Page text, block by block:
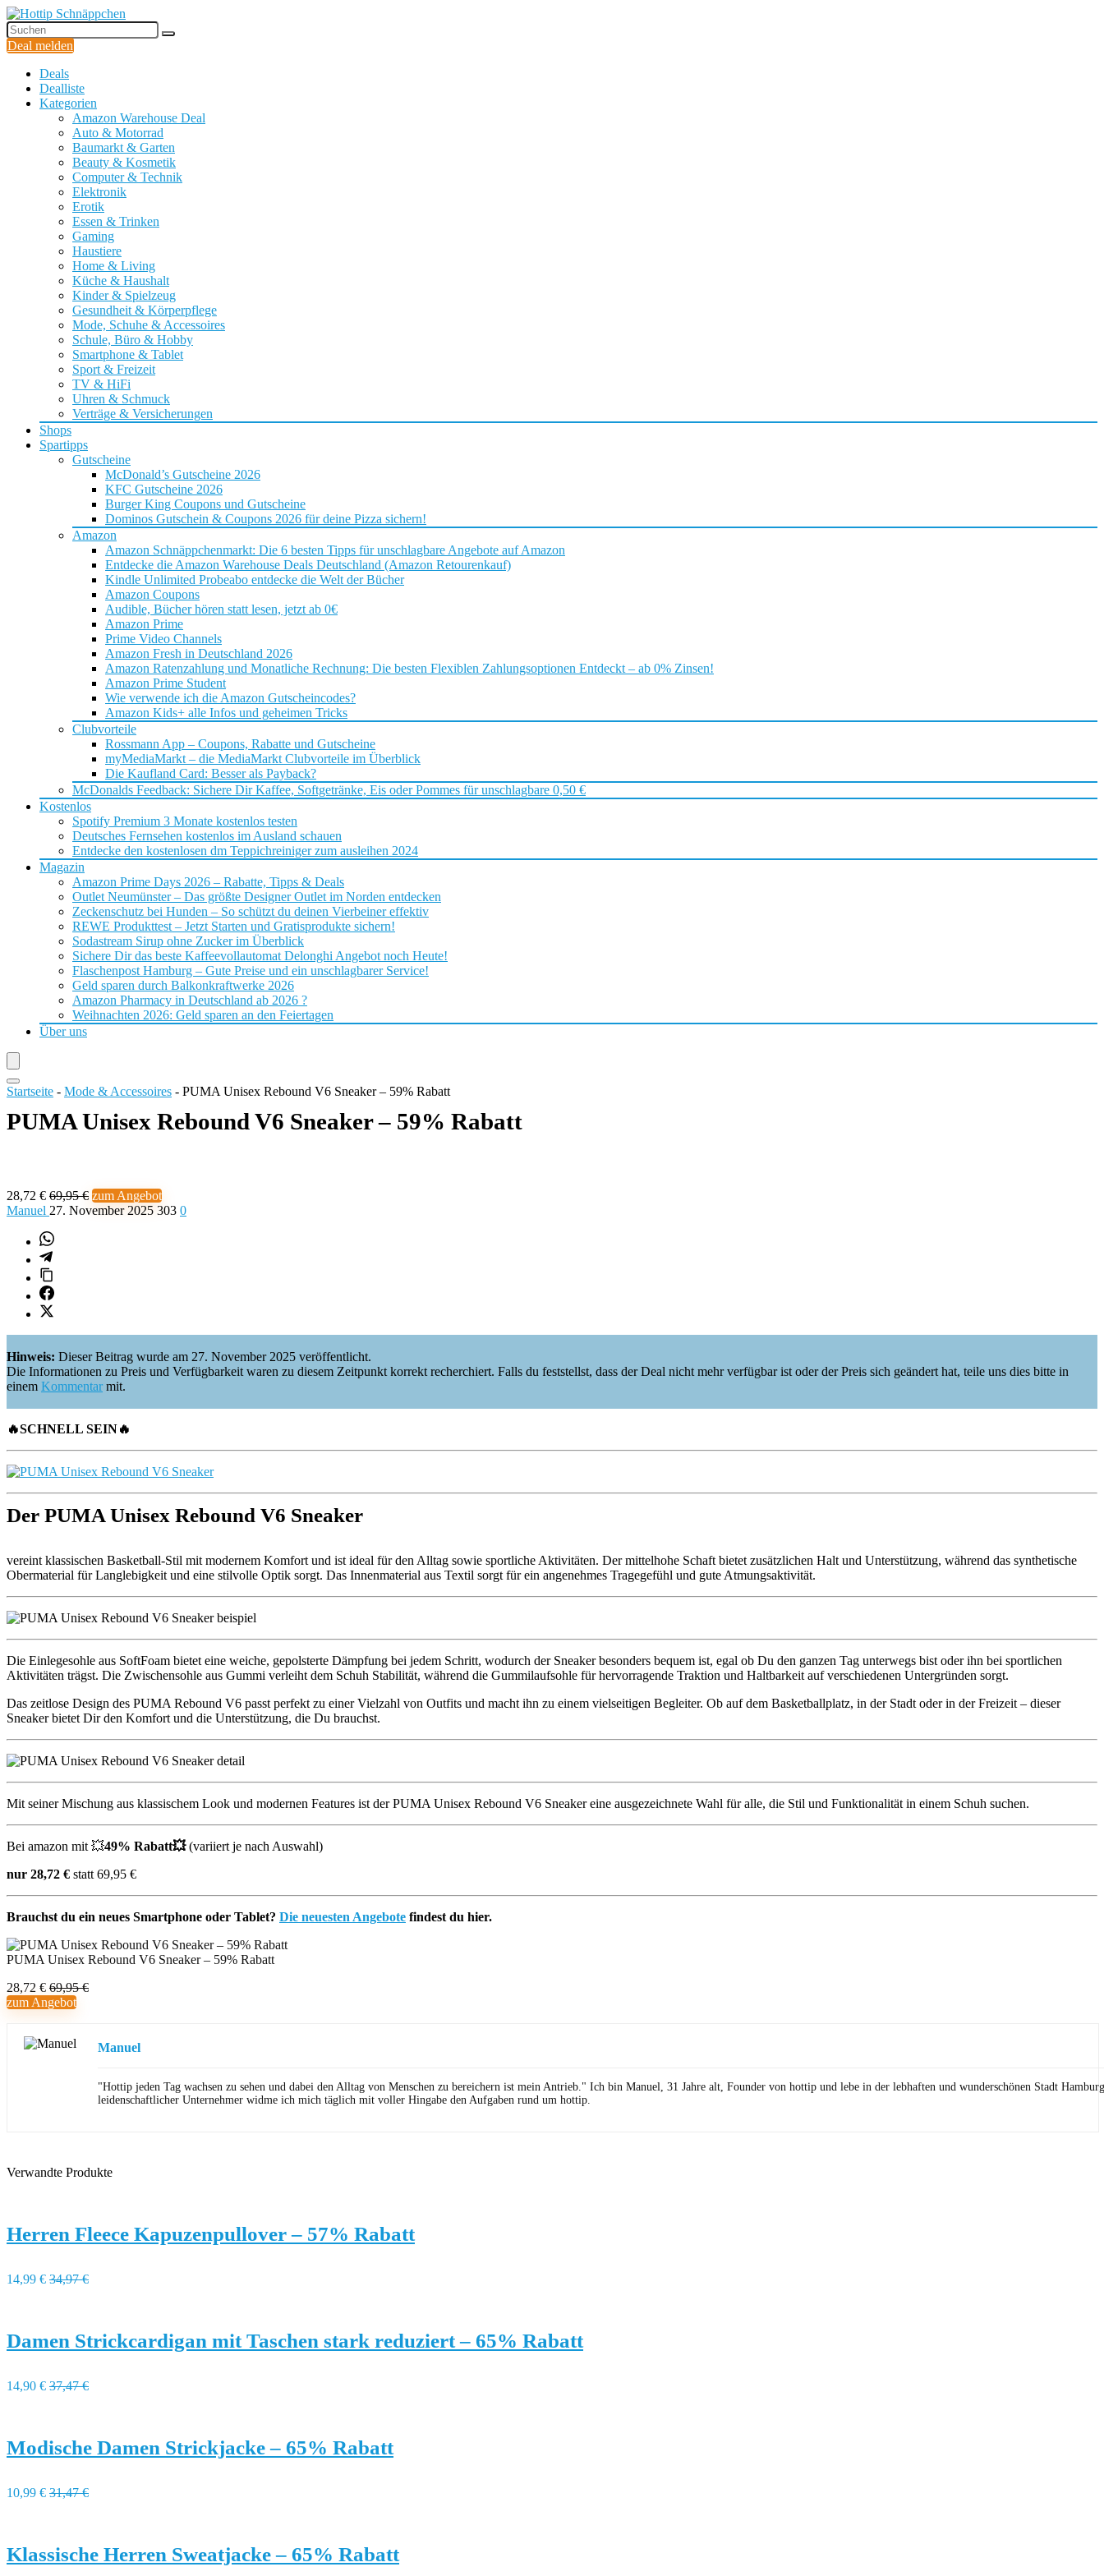
Deal melden
Deals
Dealliste
Kategorien
Amazon Warehouse Deal
Auto & Motorrad
Baumarkt & Garten
Beauty & Kosmetik
Computer & Technik
Elektronik
Erotik
Essen & Trinken
Gaming
Haustiere
Home & Living
Küche & Haushalt
Kinder & Spielzeug
Gesundheit & Körperpflege
Mode, Schuhe & Accessoires
Schule, Büro & Hobby
Smartphone & Tablet
Sport & Freizeit
TV & HiFi
Uhren & Schmuck
Verträge & Versicherungen
Shops
Spartipps
Gutscheine
McDonald’s Gutscheine 2026
KFC Gutscheine 2026
Burger King Coupons und Gutscheine
Dominos Gutschein & Coupons 2026 für deine Pizza sichern!
Amazon
Amazon Schnäppchenmarkt: Die 6 besten Tipps für unschlagbare Angebote auf Amazon
Entdecke die Amazon Warehouse Deals Deutschland (Amazon Retourenkauf)
Kindle Unlimited Probeabo entdecke die Welt der Bücher
Amazon Coupons
Audible, Bücher hören statt lesen, jetzt ab 0€
Amazon Prime
Prime Video Channels
Amazon Fresh in Deutschland 2026
Amazon Ratenzahlung und Monatliche Rechnung: Die besten Flexiblen Zahlungsoptionen Entdeckt – ab 0% Zinsen!
Amazon Prime Student
Wie verwende ich die Amazon Gutscheincodes?
Amazon Kids+ alle Infos und geheimen Tricks
Clubvorteile
Rossmann App – Coupons, Rabatte und Gutscheine
myMediaMarkt – die MediaMarkt Clubvorteile im Überblick
Die Kaufland Card: Besser als Payback?
McDonalds Feedback: Sichere Dir Kaffee, Softgetränke, Eis oder Pommes für unschlagbare 0,50 €
Kostenlos
Spotify Premium 3 Monate kostenlos testen
Deutsches Fernsehen kostenlos im Ausland schauen
Entdecke den kostenlosen dm Teppichreiniger zum ausleihen 2024
Magazin
Amazon Prime Days 2026 – Rabatte, Tipps & Deals
Outlet Neumünster – Das größte Designer Outlet im Norden entdecken
Zeckenschutz bei Hunden – So schützt du deinen Vierbeiner effektiv
REWE Produkttest – Jetzt Starten und Gratisprodukte sichern!
Sodastream Sirup ohne Zucker im Überblick
Sichere Dir das beste Kaffeevollautomat Delonghi Angebot noch Heute!
Flaschenpost Hamburg – Gute Preise und ein unschlagbarer Service!
Geld sparen durch Balkonkraftwerke 2026
Amazon Pharmacy in Deutschland ab 2026 ?
Weihnachten 2026: Geld sparen an den Feiertagen
Über uns
Startseite - Mode & Accessoires - PUMA Unisex Rebound V6 Sneaker – 59% Rabatt
PUMA Unisex Rebound V6 Sneaker – 59% Rabatt
28,72 € 69,95 € zum Angebot
Manuel 27. November 2025 303 0
Hinweis: Dieser Beitrag wurde am 27. November 2025 veröffentlicht.
Die Informationen zu Preis und Verfügbarkeit waren zu diesem Zeitpunkt korrekt recherchiert. Falls du feststellst, dass der Deal nicht mehr verfügbar ist oder der Preis sich geändert hat, teile uns dies bitte in
einem Kommentarmit.
🔥SCHNELL SEIN🔥
Der PUMA Unisex Rebound V6 Sneaker
vereint klassischen Basketball-Stil mit modernem Komfort und ist ideal für den Alltag sowie sportliche Aktivitäten. Der mittelhohe Schaft bietet zusätzlichen Halt und Unterstützung, während das synthetische
Obermaterial für Langlebigkeit und eine stilvolle Optik sorgt. Das Innenmaterial aus Textil sorgt für ein angenehmes Tragegefühl und gute Atmungsaktivität.
Die Einlegesohle aus SoftFoam bietet eine weiche, gepolsterte Dämpfung bei jedem Schritt, wodurch der Sneaker besonders bequem ist, egal ob Du den ganzen Tag unterwegs bist oder ihn bei sportlichen
Aktivitäten trägst. Die Zwischensohle aus Gummi verleiht dem Schuh Stabilität, während die Gummilaufsohle für hervorragende Traktion und Haltbarkeit auf verschiedenen Untergründen sorgt.
Das zeitlose Design des PUMA Rebound V6 passt perfekt zu einer Vielzahl von Outfits und macht ihn zu einem vielseitigen Begleiter. Ob auf dem Basketballplatz, in der Stadt oder in der Freizeit – dieser
Sneaker bietet Dir den Komfort und die Unterstützung, die Du brauchst.
Mit seiner Mischung aus klassischem Look und modernen Features ist der PUMA Unisex Rebound V6 Sneaker eine ausgezeichnete Wahl für alle, die Stil und Funktionalität in einem Schuh suchen.
Bei amazon mit 💥49% Rabatt💥(variiert je nach Auswahl)
nur 28,72 € statt 69,95 €
Brauchst du ein neues Smartphone oder Tablet? Die neuesten Angebote findest du hier.
PUMA Unisex Rebound V6 Sneaker – 59% Rabatt
28,72 € 69,95 €
zum Angebot
Manuel
"Hottip jeden Tag wachsen zu sehen und dabei den Alltag von Menschen zu bereichern ist mein Antrieb." Ich bin Manuel, 31 Jahre alt, Founder von hottip und lebe in der lebhaften und wunderschönen Stadt
leidenschaftlicher Unternehmer widme ich mich täglich mit voller Hingabe den Aufgaben rund um hottip.
Verwandte Produkte
Herren Fleece Kapuzenpullover – 57% Rabatt
14,99 € 34,97 €
Damen Strickcardigan mit Taschen stark reduziert – 65% Rabatt
14,90 € 37,47 €
Modische Damen Strickjacke – 65% Rabatt
10,99 € 31,47 €
Klassische Herren Sweatjacke – 65% Rabatt